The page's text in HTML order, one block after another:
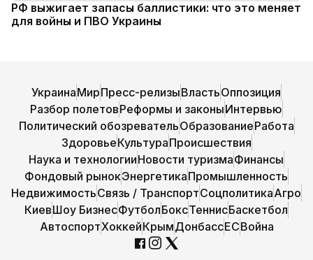
РФ выжигает запасы баллистики: что это меняет
для войны и ПВО Украины
УкраинаМирПресс-релизыВластьОппозиция
Разбор полетовРеформы и законыИнтервью
Политический обозревательОбразованиеРабота
ЗдоровьеКультураПроисшествия
Наука и технологииНовости туризмаФинансы
Фондовый рынокЭнергетикаПромышленность
НедвижимостьСвязь / ТранспортСоцполитикаАгро
КиевШоу БизнесФутболБоксТеннисБаскетбол
АвтоспортХоккейКрымДонбассЕСВойна